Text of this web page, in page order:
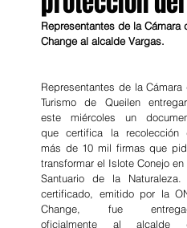
Representantes de la Cámara
Change al alcalde Vargas.
Representantes de la Cámara
Turismo de Queilen
este miércoles un
que certifica la recolección
más de 10 mil firmas que
transformar el Islote Conejo en
Santuario de la Naturaleza.
certificado, emitido por la
Change, fue
oficialmente al alcalde